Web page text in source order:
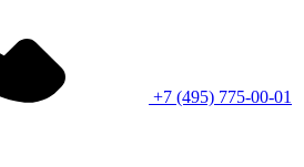
+7 (495) 775-00-01